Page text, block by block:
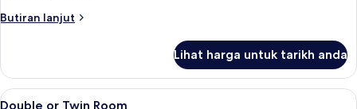
Room
Butiran lanjut
Butiran
Single
Room
Lihat harga untuk tarikh anda
Lihat
Double or Twin Room | Meja,
4
Double or Twin Room